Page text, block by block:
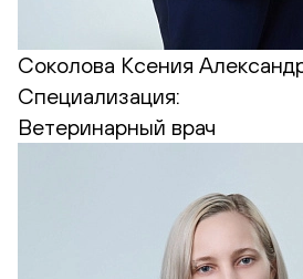
Соколова Ксения
Специализация:
Ветеринарный врач